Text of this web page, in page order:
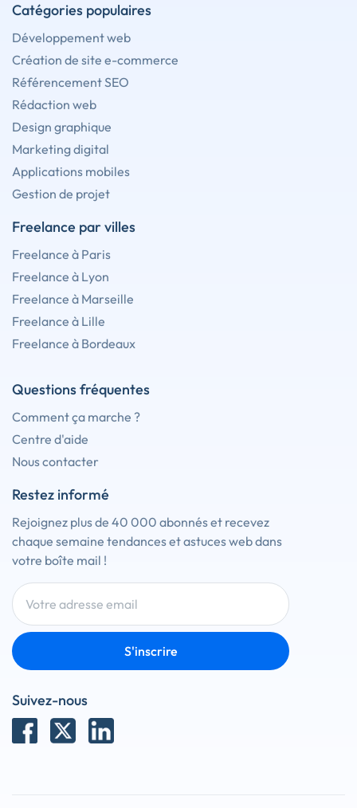
Catégories populaires
Développement web
Création de site e-commerce
Référencement SEO
Rédaction web
Design graphique
Marketing digital
Applications mobiles
Gestion de projet
Freelance par villes
Freelance à Paris
Freelance à Lyon
Freelance à Marseille
Freelance à Lille
Freelance à Bordeaux
Questions fréquentes
Comment ça marche ?
Centre d'aide
Nous contacter
Restez informé
Rejoignez plus de 40 000 abonnés et recevez
chaque semaine tendances et astuces web dans
votre boîte mail !
S'inscrire
Suivez-nous